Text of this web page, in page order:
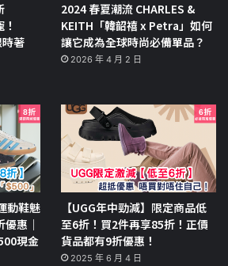
時著
2024 春夏潮流 CHARLES &
KEITH「韓韶禧 x Petra」如何
讓它成為全球時尚必備單品？
2026 年 4 月 2 日
動鞋魅
惠｜
現金
【UGG年中勁減】限定商品低
至6折！買2件再享85折！正價
貨品都有9折優惠！
2025 年 6 月 4 日